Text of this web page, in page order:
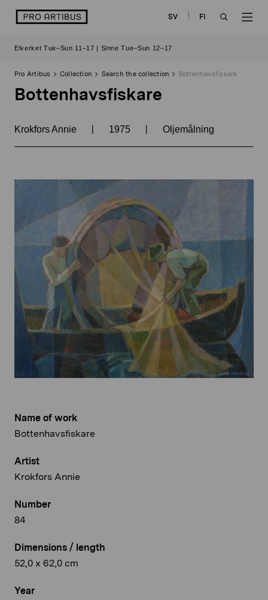
logo SV
FI
Elverket Tue–Sun 11–17 | Sinne Tue–Sun 12–17
Pro Artibus Collection Search the collection Bottenhavsfiskare
Bottenhavsfiskare
Krokfors Annie | 1975 | Oljemålning
Name of work
Bottenhavsfiskare
Artist
Krokfors Annie
Number
84
Dimensions / length
52,0 x 62,0 cm
Year